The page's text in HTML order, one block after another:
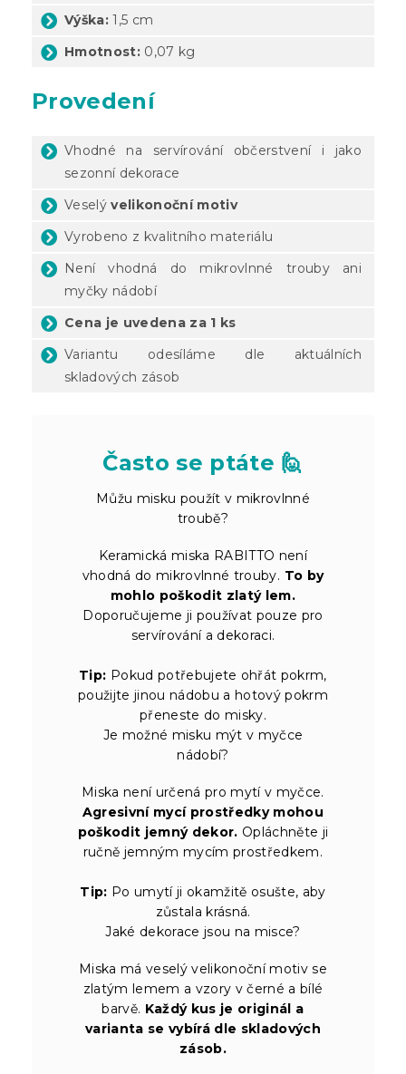
Výška: 1,5 cm
Hmotnost: 0,07 kg
Provedení
Vhodné na servírování občerstvení i jako
sezonní dekorace
Veselý velikonoční motiv
Vyrobeno z kvalitního materiálu
Není vhodná do mikrovlnné trouby ani
myčky nádobí
Cena je uvedena za 1 ks
Variantu odesíláme dle aktuálních
skladových zásob
Často se ptáte 🙋
Můžu misku použít v mikrovlnné
troubě?
Keramická miska RABITTO není
vhodná do mikrovlnné trouby. To by
mohlo poškodit zlatý lem.
Doporučujeme ji používat pouze pro
servírování a dekoraci.
Tip: Pokud potřebujete ohřát pokrm,
použijte jinou nádobu a hotový pokrm
přeneste do misky.
Je možné misku mýt v myčce
nádobí?
Miska není určená pro mytí v myčce.
Agresivní mycí prostředky mohou
poškodit jemný dekor. Opláchněte ji
ručně jemným mycím prostředkem.
Tip: Po umytí ji okamžitě osušte, aby
zůstala krásná.
Jaké dekorace jsou na misce?
Miska má veselý velikonoční motiv se
zlatým lemem a vzory v černé a bílé
barvě. Každý kus je originál a
varianta se vybírá dle skladových
zásob.